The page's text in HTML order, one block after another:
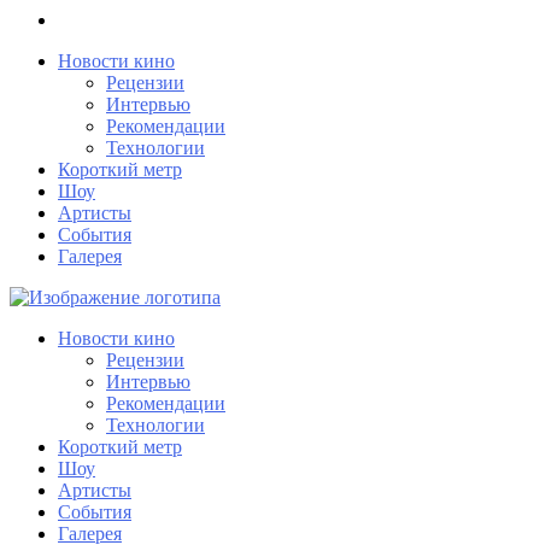
Новости кино
Рецензии
Интервью
Рекомендации
Технологии
Короткий метр
Шоу
Артисты
События
Галерея
Новости кино
Рецензии
Интервью
Рекомендации
Технологии
Короткий метр
Шоу
Артисты
События
Галерея